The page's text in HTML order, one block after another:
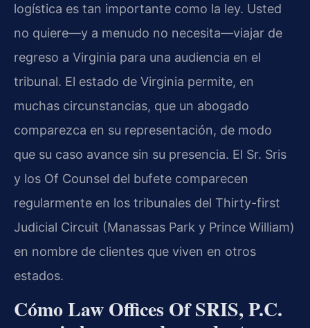
logística es tan importante como la ley. Usted
no quiere—y a menudo no necesita—viajar de
regreso a Virginia para una audiencia en el
tribunal. El estado de Virginia permite, en
muchas circunstancias, que un abogado
comparezca en su representación, de modo
que su caso avance sin su presencia. El Sr. Sris
y los Of Counsel del bufete comparecen
regularmente en los tribunales del Thirty-first
Judicial Circuit (Manassas Park y Prince William)
en nombre de clientes que viven en otros
estados.
Cómo Law Offices Of SRIS, P.C.